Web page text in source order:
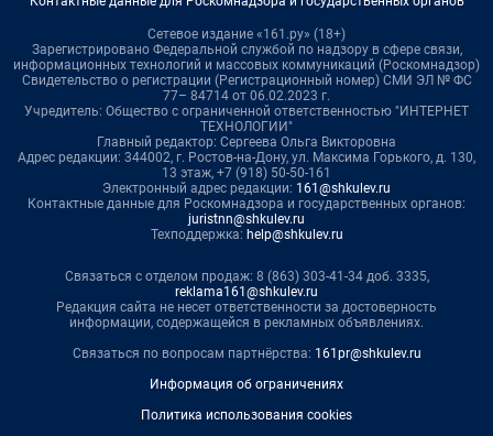
Сетевое издание «161.ру» (18+)
Зарегистрировано Федеральной службой по надзору в сфере связи,
информационных технологий и массовых коммуникаций (Роскомнадзор)
Свидетельство о регистрации (Регистрационный номер) СМИ ЭЛ № ФС
77– 84714 от 06.02.2023 г.
Учредитель: Общество с ограниченной ответственностью "ИНТЕРНЕТ
ТЕХНОЛОГИИ"
Главный редактор: Сергеева Ольга Викторовна
Адрес редакции: 344002, г. Ростов-на-Дону, ул. Максима Горького, д. 130,
13 этаж, +7 (918) 50-50-161
Электронный адрес редакции: 161@shkulev.ru
Контактные данные для Роскомнадзора и государственных органов:
juristnn@shkulev.ru
Техподдержка: help@shkulev.ru
Связаться с отделом продаж: 8 (863) 303-41-34 доб. 3335,
reklama161@shkulev.ru
Редакция сайта не несет ответственности за достоверность
информации, содержащейся в рекламных объявлениях.
Связаться по вопросам партнёрства: 161pr@shkulev.ru
Информация об ограничениях
Политика использования cookies